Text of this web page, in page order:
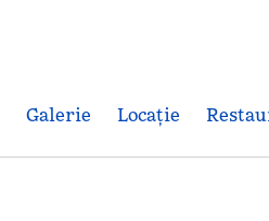
Galerie Locaţie